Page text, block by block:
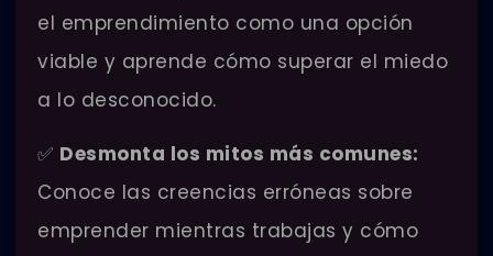
el emprendimiento como una opción
viable y aprende cómo superar el miedo
a lo desconocido.
✅ Desmonta los mitos más comunes:
Conoce las creencias erróneas sobre
emprender mientras trabajas y cómo